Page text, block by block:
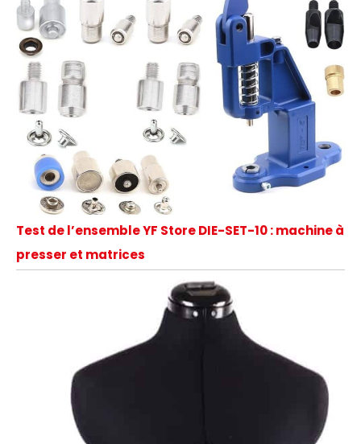
Test de l’ensemble YF Store DIE-SET-10 : machine à
presser et matrices